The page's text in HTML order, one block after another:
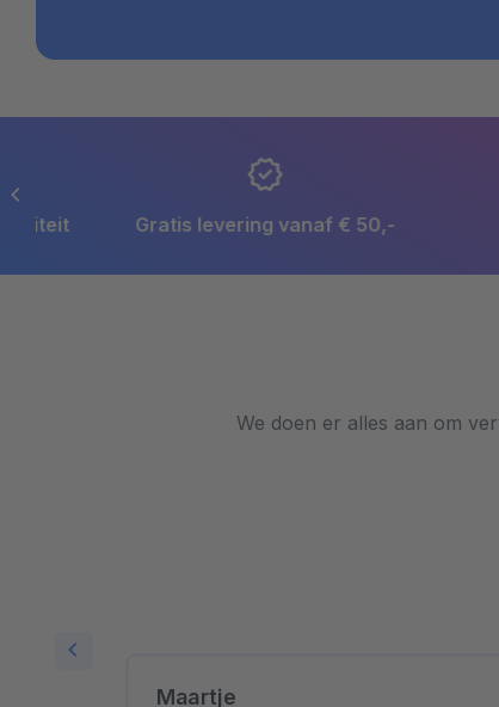
Gratis levering vanaf € 50,- Snelle
We doen er alles aan om
Maartje